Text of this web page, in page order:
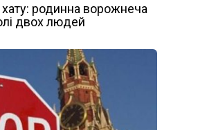
родинна ворожнеча
двох людей